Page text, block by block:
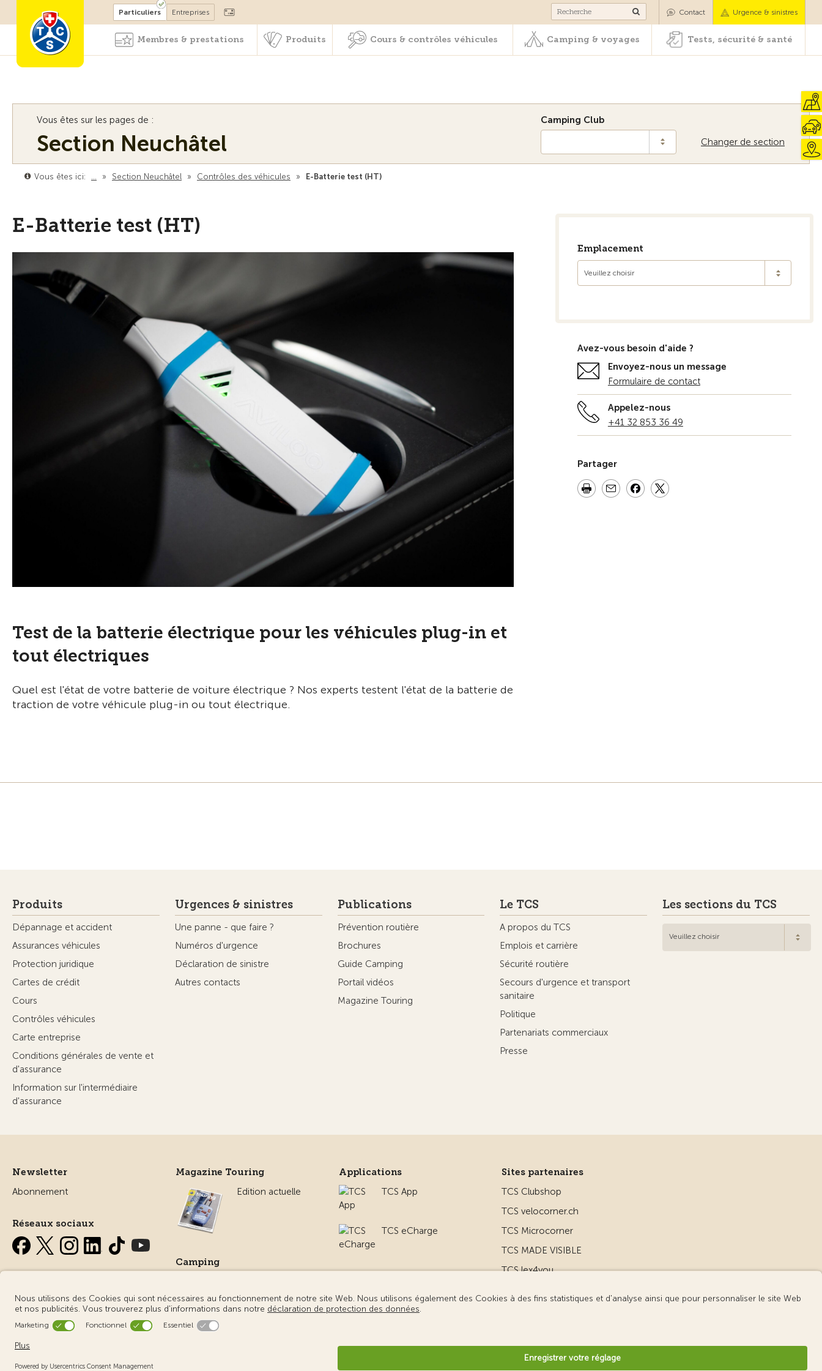
Devenir membre Camping & voyages Tests, sécurité & santé
Particuliers Entreprises Contact Urgence & sinistres
Membres & prestations Produits Cours & contrôles véhicules Camping & voyages Tests, sécurité & santé
Vous êtes sur les pages de :
Section Neuchâtel Changer de section
Camping Club
Vous êtes ici: … » Section Neuchâtel » Contrôles des véhicules » E-Batterie test (HT)
E-Batterie test (HT)
Test de la batterie électrique pour les véhicules plug-in et
tout électriques
Quel est l'état de votre batterie de voiture électrique ? Nos experts testent l'état de la batterie de
traction de votre véhicule plug-in ou tout électrique.
Emplacement
Veuillez choisir
Avez-vous besoin d'aide ?
Envoyez-nous un message
Formulaire de contact
Appelez-nous
+41 32 853 36 49
Partager
Produits
Dépannage et accident
Assurances véhicules
Protection juridique
Cartes de crédit
Cours
Contrôles véhicules
Carte entreprise
Conditions générales de vente et
d'assurance
Information sur l'intermédiaire
d'assurance
Urgences & sinistres
Une panne - que faire ?
Numéros d'urgence
Déclaration de sinistre
Autres contacts
Publications
Prévention routière
Brochures
Guide Camping
Portail vidéos
Magazine Touring
Le TCS
A propos du TCS
Emplois et carrière
Sécurité routière
Secours d'urgence et transport
sanitaire
Politique
Partenariats commerciaux
Presse
Les sections du TCS
Veuillez choisir
Newsletter
Abonnement
Réseaux sociaux
Magazine Touring
Edition actuelle
Camping
Applications
TCS App
TCS eCharge
Sites partenaires
TCS Clubshop
TCS velocorner.ch
TCS Microcorner
TCS MADE VISIBLE
TCS lex4you
© Touring Club Suisse Conditions d’utilisation – informations juridiques Protection des données